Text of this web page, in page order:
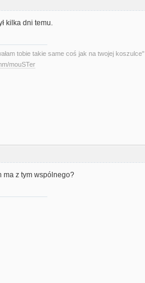
kilka dni temu.
tobie takie same coś jak na twojej koszulce"
mouSTer
ma z tym wspólnego?